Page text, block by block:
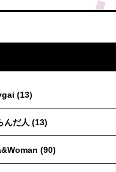
(13)
んだ人 (13)
(90)